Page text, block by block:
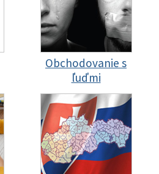
Obchodovanie s
ľuďmi